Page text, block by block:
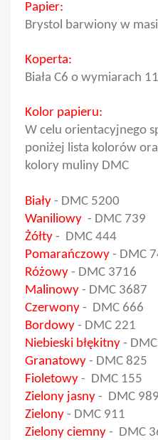
Papier:
Brystol barwiony w
Koperta:
Biała C6 o wymiarach
Kolor papieru:
W celu orientacyjnego
poniżej lista kolorów
kolory muliny DMC
Biały - DMC 5200
Waniliowy - DMC 739
Żółty - DMC 444
Pomarańczowy - DMC
Różowy - DMC 3716
Malinowy - DMC 3687
Czerwony - DMC 666
Bordowy - DMC 221
Niebieski błękitny -
Granatowy - DMC 825
Fioletowy - DMC 155
Zielony jasny - DMC 989
Zielony - DMC 911
Zielony ciemny - DMC